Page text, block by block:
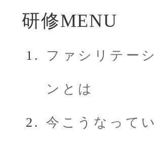
研修MENU
ファシリテー
ンとは
今こうなって